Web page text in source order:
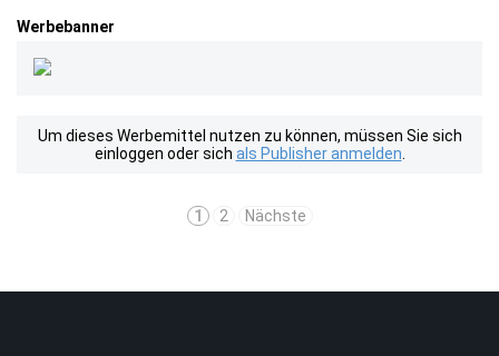
Werbebanner
Um dieses Werbemittel nutzen zu können, müssen Sie sich
einloggen oder sich als Publisher anmelden
1 2 Nächste